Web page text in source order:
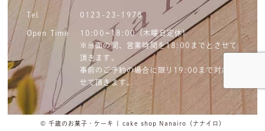
Tel 0123-23-1978
Open Time
10:00~18:00（木曜日定休）
※当面の間、営業時間を18:00までとさせて
頂きます。
事前のご予約の場合に限り19:00まで対応さ
せて頂きます。
© 千歳のお菓子・ケーキ | cake shop Nanairo（ナナイロ）